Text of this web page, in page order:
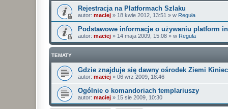
Rejestracja na Platformach Szlaku
autor: maciej » 18 kwie 2012, 13:51 » w Reguła
Podstawowe informacje o używaniu platform
autor: maciej » 14 maja 2009, 15:08 » w Reguła
TEMATY
Gdzie znajduje się dawny ośrodek Ziemi
autor: maciej » 06 wrz 2009, 18:46
Ogólnie o komandoriach templariuszy
autor: maciej » 15 sie 2009, 10:30